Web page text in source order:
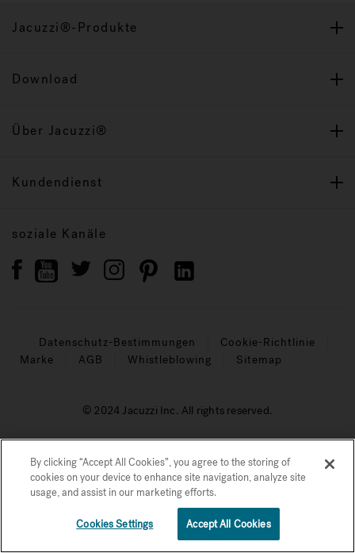
€€€€
Jacuzzi®-Produkte
Download
Über Jacuzzi®
Kundendienst
soziale Kanäle
Datenschutz-Bestimmungen
Cookie-Richtlinie
Marke
AGB Whistleblowing Sitemap
© 2024 Jacuzzi Inc. All rights reserved.
By clicking “Accept All Cookies”, you agree to the storing of
cookies on your device to enhance site navigation, analyze site
usage, and assist in our marketing efforts.
Cookies Settings Accept All Cookies